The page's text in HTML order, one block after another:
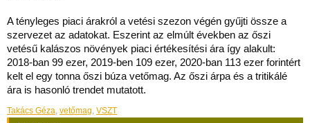
A tényleges piaci árakról a vetési szezon végén gyűjti össze a
szervezet az adatokat. Eszerint az elmúlt években az őszi
vetésű kalászos növények piaci értékesítési ára így alakult:
2018-ban 99 ezer, 2019-ben 109 ezer, 2020-ban 113 ezer forintért
kelt el egy tonna őszi búza vetőmag. Az őszi árpa és a tritikálé
ára is hasonló trendet mutatott.
Takács Géza, vetőmag, VSZT